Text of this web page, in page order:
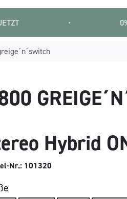
• 0% E-BIKE
Hybrid
Nr.: 101320